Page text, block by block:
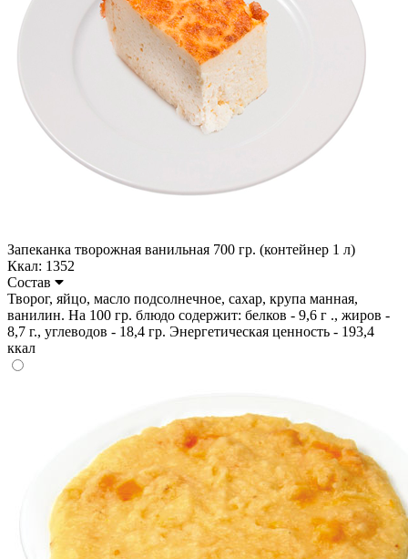
Запеканка творожная ванильная 700 гр. (контейнер 1 л)
Ккал: 1352
Состав
Творог, яйцо, масло подсолнечное, сахар, крупа манная,
ванилин. На 100 гр. блюдо содержит: белков - 9,6 г ., жиров -
8,7 г., углеводов - 18,4 гр. Энергетическая ценность - 193,4
ккал